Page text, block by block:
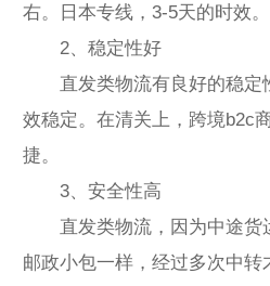
右。日本专线，3-5天的时效。
2、稳定性好
直发类物流有良好的稳定
效稳定。在清关上，跨境b2c
捷。
3、安全性高
直发类物流，因为中途货
邮政小包一样，经过多次中转